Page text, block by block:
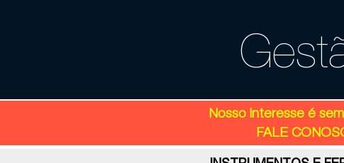
Nosso interesse é
FALE